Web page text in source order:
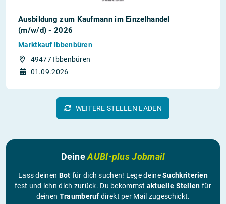
Ausbildung zum Kaufmann im Einzelhandel
(m/w/d) - 2026
Marktkauf Ibbenbüren
49477 Ibbenbüren
01.09.2026
WEITERE STELLEN LADEN
DeineAUBI-plus Jobmail
Lass deinen Bot für dich suchen! Lege deineSuchkriterien
fest und lehn dich zurück. Du bekommst aktuelle Stellen für
deinen Traumberuf direkt per Mail zugeschickt.